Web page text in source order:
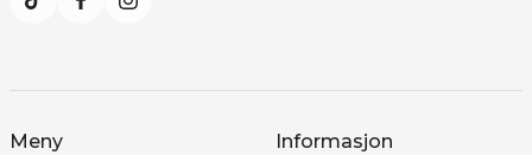
Meny Informasjon